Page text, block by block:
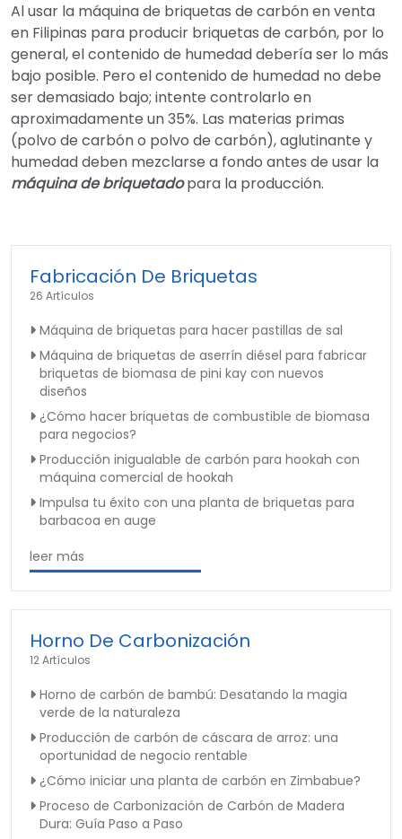
Al usar la máquina de briquetas de carbón en venta
en Filipinas para producir briquetas de carbón, por lo
general, el contenido de humedad debería ser lo más
bajo posible. Pero el contenido de humedad no debe
ser demasiado bajo; intente controlarlo en
aproximadamente un 35%. Las materias primas
(polvo de carbón o polvo de carbón), aglutinante y
humedad deben mezclarse a fondo antes de usar la
máquina de briquetado para la producción.
Fabricación De Briquetas
26 Artículos
Máquina de briquetas para hacer pastillas de sal
Máquina de briquetas de aserrín diésel para fabricar
briquetas de biomasa de pini kay con nuevos
diseños
¿Cómo hacer briquetas de combustible de biomasa
para negocios?
Producción inigualable de carbón para hookah con
máquina comercial de hookah
Impulsa tu éxito con una planta de briquetas para
barbacoa en auge
leer más
Horno De Carbonización
12 Artículos
Horno de carbón de bambú: Desatando la magia
verde de la naturaleza
Producción de carbón de cáscara de arroz: una
oportunidad de negocio rentable
¿Cómo iniciar una planta de carbón en Zimbabue?
Proceso de Carbonización de Carbón de Madera
Dura: Guía Paso a Paso